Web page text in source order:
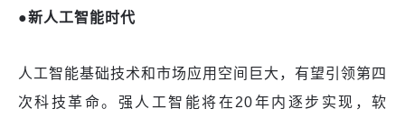
●新人工智能时代
人工智能基础技术和市场应用空间巨大，有望引领第四
次科技革命。强人工智能将在 20年内逐步实现，软